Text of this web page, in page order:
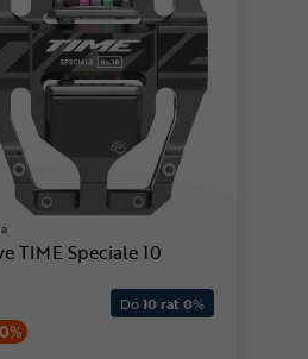
TIME Speciale 10
Do10 rat 0%